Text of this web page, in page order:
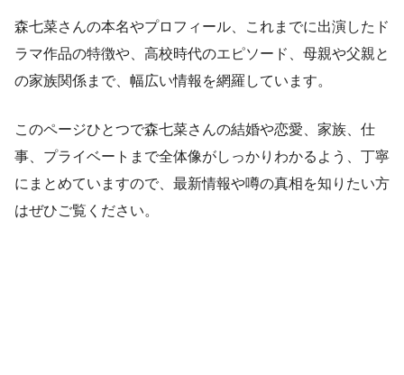
森七菜さんの本名やプロフィール、これまでに出演したド
ラマ作品の特徴や、高校時代のエピソード、母親や父親と
の家族関係まで、幅広い情報を網羅しています。
このページひとつで森七菜さんの結婚や恋愛、家族、仕
事、プライベートまで全体像がしっかりわかるよう、丁寧
にまとめていますので、最新情報や噂の真相を知りたい方
はぜひご覧ください。